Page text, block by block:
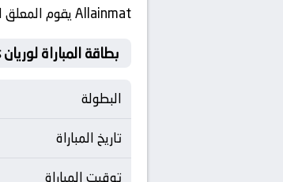
Allainmat يقوم المعلق الرياضى بالتعليق على مباراة لوريان و موناكو
بطاقة المباراة لوريان Vs موناكو
البطولة
تاريخ المباراة
توقيت المباراة